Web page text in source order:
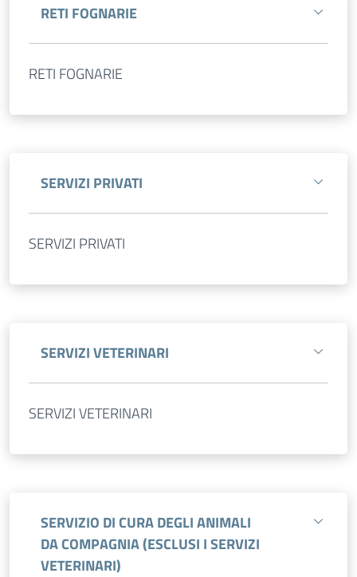
RETI FOGNARIE
RETI FOGNARIE
SERVIZI PRIVATI
SERVIZI PRIVATI
SERVIZI VETERINARI
SERVIZI VETERINARI
SERVIZIO DI CURA DEGLI ANIMALI
DA COMPAGNIA (ESCLUSI I SERVIZI
VETERINARI)